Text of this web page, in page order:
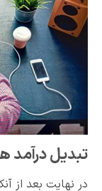
تبدیل درآمد
در نهایت بعد از